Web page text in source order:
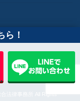
法律事務所 All Rights
ら！